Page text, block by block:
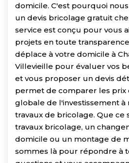
domicile. C'est pourquoi
un devis bricolage gratuit
service est conçu pour vous
projets en toute
déplace à votre domicile à
Villevieille pour évaluer vos
et vous proposer un devis
permet de comparer les prix
globale de l'investissement à
travaux de bricolage. Que ce
travaux bricolage, un
domicile ou un montage de
sommes là pour répondre à